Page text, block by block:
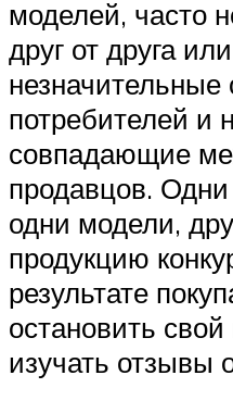
моделей, часто
друг от друга
потребителей и
совпадающие
продавцов.
одни модели,
продукцию
результате
остановить
изучать отзывы